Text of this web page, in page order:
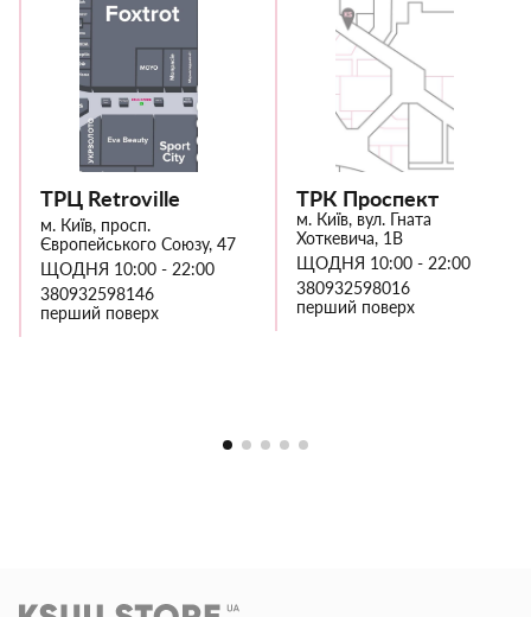
ТРЦ Retroville
м. Київ, просп.
Європейського Союзу, 47
ЩОДНЯ 10:00 - 22:00
380932598146
перший поверх
ТРК Проспект
м. Київ, вул. Гната
Хоткевича, 1В
ЩОДНЯ 10:00 - 22:00
380932598016
перший поверх